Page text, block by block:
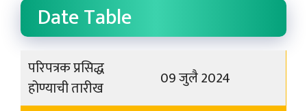
Date Table
परिपत्रक प्रसिद्ध
होण्याची तारीख
09 जुलै 2024